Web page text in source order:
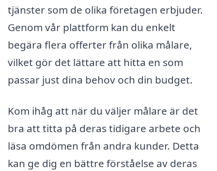
tjänster som de olika företagen erbjuder.
Genom vår plattform kan du enkelt
begära flera offerter från olika målare,
vilket gör det lättare att hitta en som
passar just dina behov och din budget.
Kom ihåg att när du väljer målare är det
bra att titta på deras tidigare arbete och
läsa omdömen från andra kunder. Detta
kan ge dig en bättre förståelse av deras